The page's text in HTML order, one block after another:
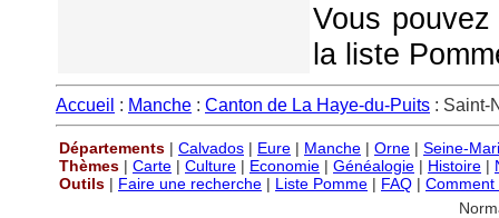
Vous
la liste
Accueil : Manche : Canton de La Haye-du-Puits : Saint-
Départements | Calvados | Eure | Manche | Orne | Seine-
Thèmes | Carte | Culture | Economie | Généalogie | Histoire |
Outils | Faire une recherche | Liste Pomme | FAQ | Comment